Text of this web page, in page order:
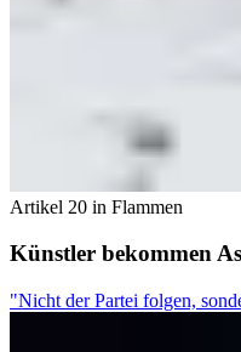
Artikel 20 in Flammen
Künstler bekommen
"Nicht der Partei folgen,